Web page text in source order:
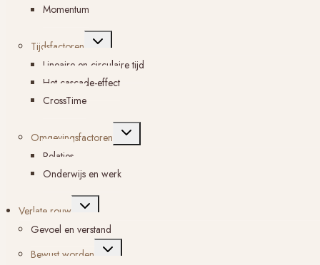
Momentum
Tijdsfactoren
Toggle
submenu
Lineaire en circulaire tijd
Het cascade-effect
CrossTime
Omgevingsfactoren
Toggle
Relaties
Onderwijs en werk
Verlate rouw
Toggle
submenu
Gevoel en verstand
Bewust worden
Toggle
submenu